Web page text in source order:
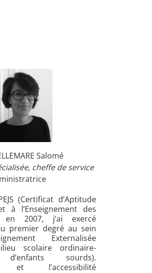
Salomé
cheffe de service
(Certificat d’Aptitude
à l’Enseignement des
en 2007, j’ai exercé
premier degré au sein
Externalisée
scolaire ordinaire-
d’enfants sourds).
et l’accessibilité